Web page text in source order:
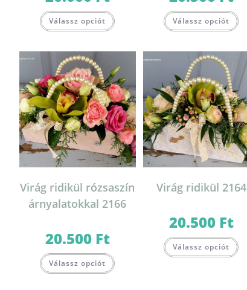
Válassz opciót Válassz opciót
Virág ridikül rózsaszín
árnyalatokkal 2166
20.500 Ft
Válassz opciót
Virág ridikül 2164
20.500 Ft
Válassz opciót